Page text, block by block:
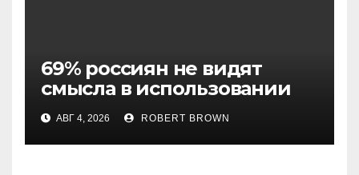
69% россиян не видят
смысла в использовании
криптовалют — ТАСС
АВГ 4, 2026 ROBERT BROWN